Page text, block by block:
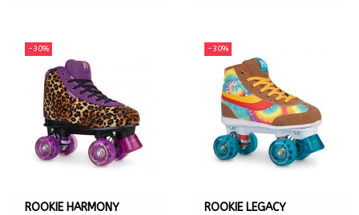
-30%
ROOKIE HARMONY
-30%
ROOKIE LEGACY